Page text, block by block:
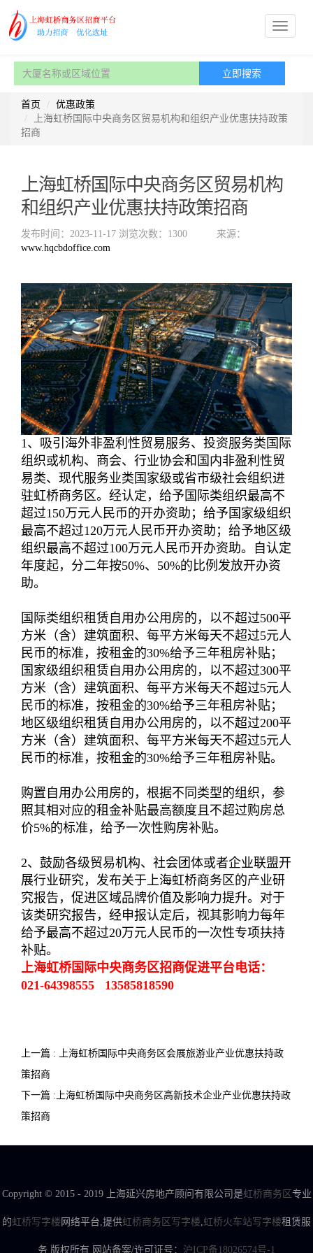
首页
优惠政策
上海虹桥国际中央商务区贸易机构和组织产业优惠扶持政策
招商
上海虹桥国际中央商务区贸易机构
和组织产业优惠扶持政策招商
发布时间：2023-11-17 浏览次数：1300
来源：
www.hqcbdoffice.com
1、吸引海外非盈利性贸易服务、投资服务类国际
组织或机构、商会、行业协会和国内非盈利性贸
易类、现代服务业类国家级或省市级社会组织进
驻虹桥商务区。经认定，给予国际类组织最高不
超过150万元人民币的开办资助；给予国家级组织
最高不超过120万元人民币开办资助；给予地区级
组织最高不超过100万元人民币开办资助。自认定
年度起，分二年按50%、50%的比例发放开办资
助。
国际类组织租赁自用办公用房的，以不超过500平
方米（含）建筑面积、每平方米每天不超过5元人
民币的标准，按租金的30%给予三年租房补贴；
国家级组织租赁自用办公用房的，以不超过300平
方米（含）建筑面积、每平方米每天不超过5元人
民币的标准，按租金的30%给予三年租房补贴；
地区级组织租赁自用办公用房的，以不超过200平
方米（含）建筑面积、每平方米每天不超过5元人
民币的标准，按租金的30%给予三年租房补贴。
购置自用办公用房的，根据不同类型的组织，参
照其相对应的租金补贴最高额度且不超过购房总
价5%的标准，给予一次性购房补贴。
2、鼓励各级贸易机构、社会团体或者企业联盟开
展行业研究，发布关于上海虹桥商务区的产业研
究报告，促进区域品牌价值及影响力提升。对于
该类研究报告，经申报认定后，视其影响力每年
给予最高不超过20万元人民币的一次性专项扶持
补贴。
上海虹桥国际中央商务区招商促进平台电话：
021-64398555 13585818590
上一篇 : 上海虹桥国际中央商务区会展旅游业产业优惠扶持政
策招商
下一篇 :上海虹桥国际中央商务区高新技术企业产业优惠扶持政
策招商
Copyright © 2015 - 2019 上海延兴房地产顾问有限公司是虹桥商务区专业
的虹桥写字楼 网络平台,提供虹桥商务区写字楼,虹桥火车站写字楼租赁服
务 版权所有 网站备案/许可证号： 沪ICP备18026574号-1